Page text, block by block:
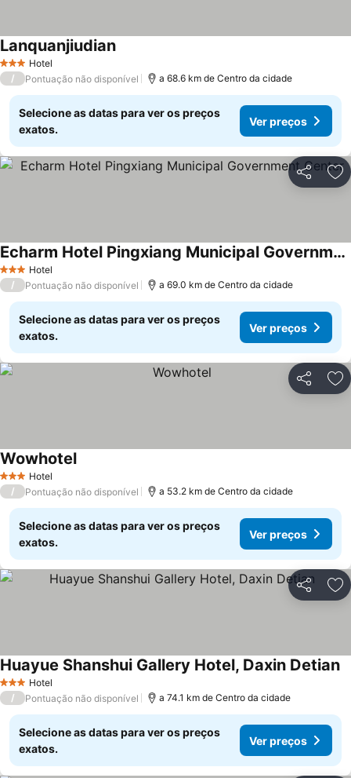
3 EstrelasHotel
Lanquanjiudian
/ Pontuação não disponível a 68.6 km de Centro da cidade
Selecione as datas para ver os preços
exatos.
Ver preços
Partilhar
3 EstrelasHotel
Echarm Hotel Pingxiang Municipal Government Center
/ Pontuação não disponível a 69.0 km de Centro da cidade
Selecione as datas para ver os preços
exatos.
Ver preços
Partilhar
3 EstrelasHotel
Wowhotel
/ Pontuação não disponível a 53.2 km de Centro da cidade
Selecione as datas para ver os preços
exatos.
Ver preços
Partilhar
3 EstrelasHotel
Huayue Shanshui Gallery Hotel, Daxin Detian
/ Pontuação não disponível a 74.1 km de Centro da cidade
Selecione as datas para ver os preços
exatos.
Ver preços